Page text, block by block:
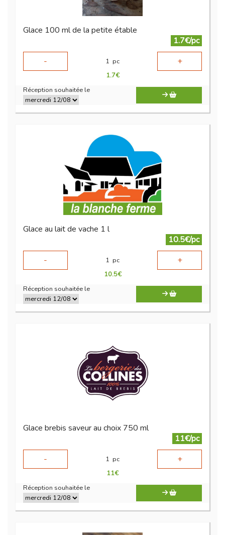
Glace 100 ml de la petite étable
1.7€/pc
-
1 pc +
1.7€
Réception souhaitée le
Glace au lait de vache 1 l
10.5€/pc
-
1 pc +
10.5€
Réception souhaitée le
Glace brebis saveur au choix 750 ml
11€/pc
-
1 pc +
11€
Réception souhaitée le